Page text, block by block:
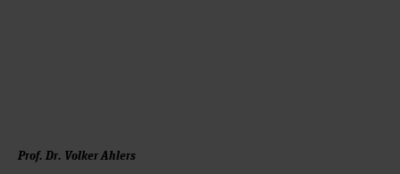
Prof. Dr. Volker Ahlers